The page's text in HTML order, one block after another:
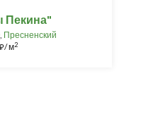
, Пресненский
⃏/ м2